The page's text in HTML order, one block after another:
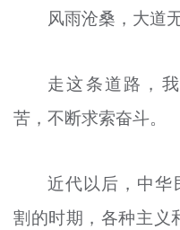
风雨沧桑，大道无
走这条道路，
苦，不断求索奋斗。
近代以后，中华
割的时期，各种主义